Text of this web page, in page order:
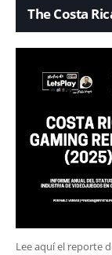
The Costa
Lee aquí el reporte